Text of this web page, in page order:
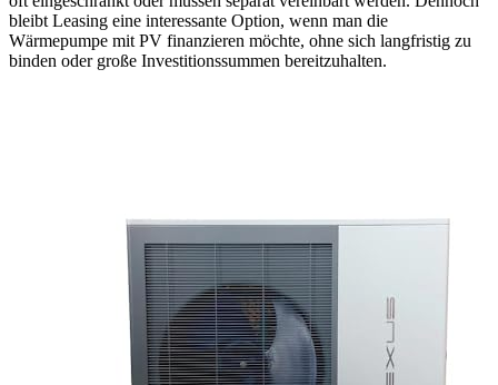
bleibt Leasing eine interessante Option, wenn man die
Wärmepumpe mit PV finanzieren möchte, ohne sich langfristig zu
binden oder große Investitionssummen bereitzuhalten.